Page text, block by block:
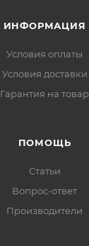
ИНФОРМАЦИЯ
Условия оплаты
Условия доставки
Гарантия на товар
ПОМОЩЬ
Статьи
Вопрос-ответ
Производители